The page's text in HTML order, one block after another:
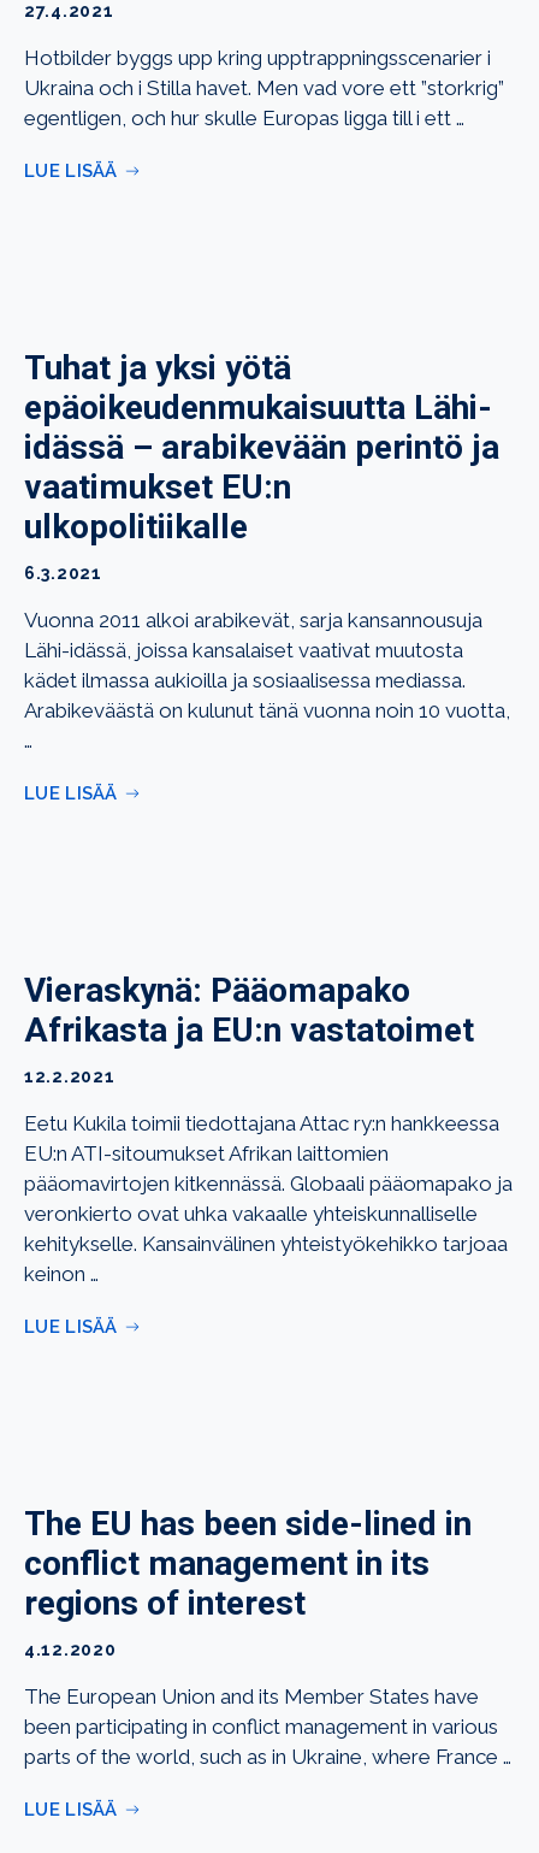
27.4.2021
Hotbilder byggs upp kring upptrappningsscenarier i
Ukraina och i Stilla havet. Men vad vore ett ”storkrig”
egentligen, och hur skulle Europas ligga till i ett …
LUE LISÄÄ
Tuhat ja yksi yötä
epäoikeudenmukaisuutta Lähi-
idässä – arabikevään perintö ja
vaatimukset EU:n
ulkopolitiikalle
6.3.2021
Vuonna 2011 alkoi arabikevät, sarja kansannousuja
Lähi-idässä, joissa kansalaiset vaativat muutosta
kädet ilmassa aukioilla ja sosiaalisessa mediassa.
Arabikeväästä on kulunut tänä vuonna noin 10 vuotta,
…
LUE LISÄÄ
Vieraskynä: Pääomapako
Afrikasta ja EU:n vastatoimet
12.2.2021
Eetu Kukila toimii tiedottajana Attac ry:n hankkeessa
EU:n ATI-sitoumukset Afrikan laittomien
pääomavirtojen kitkennässä. Globaali pääomapako ja
veronkierto ovat uhka vakaalle yhteiskunnalliselle
kehitykselle. Kansainvälinen yhteistyökehikko tarjoaa
keinon …
LUE LISÄÄ
The EU has been side-lined in
conflict management in its
regions of interest
4.12.2020
The European Union and its Member States have
been participating in conflict management in various
parts of the world, such as in Ukraine, where France …
LUE LISÄÄ